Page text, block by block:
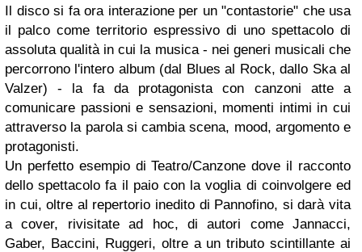
Il disco si fa ora interazione per un "contastorie" che usa
il palco come territorio espressivo di uno spettacolo di
assoluta qualità in cui la musica - nei generi musicali che
percorrono l'intero album (dal Blues al Rock, dallo Ska al
Valzer) - la fa da protagonista con canzoni atte a
comunicare passioni e sensazioni, momenti intimi in cui
attraverso la parola si cambia scena, mood, argomento e
protagonisti.
Un perfetto esempio di Teatro/Canzone dove il racconto
dello spettacolo fa il paio con la voglia di coinvolgere ed
in cui, oltre al repertorio inedito di Pannofino, si darà vita
a cover, rivisitate ad hoc, di autori come Jannacci,
Gaber, Baccini, Ruggeri, oltre a un tributo scintillante ai